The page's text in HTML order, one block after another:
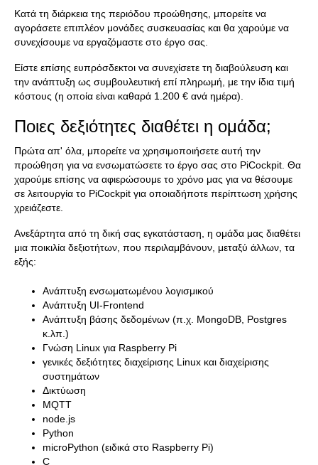
Κατά τη διάρκεια της περιόδου προώθησης, μπορείτε να
αγοράσετε επιπλέον μονάδες συσκευασίας και θα χαρούμε να
συνεχίσουμε να εργαζόμαστε στο έργο σας.
Είστε επίσης ευπρόσδεκτοι να συνεχίσετε τη διαβούλευση και
την ανάπτυξη ως συμβουλευτική επί πληρωμή, με την ίδια τιμή
κόστους (η οποία είναι καθαρά 1.200 € ανά ημέρα).
Ποιες δεξιότητες διαθέτει η ομάδα;
Πρώτα απ' όλα, μπορείτε να χρησιμοποιήσετε αυτή την
προώθηση για να ενσωματώσετε το έργο σας στο PiCockpit. Θα
χαρούμε επίσης να αφιερώσουμε το χρόνο μας για να θέσουμε
σε λειτουργία το PiCockpit για οποιαδήποτε περίπτωση χρήσης
χρειάζεστε.
Ανεξάρτητα από τη δική σας εγκατάσταση, η ομάδα μας διαθέτει
μια ποικιλία δεξιοτήτων, που περιλαμβάνουν, μεταξύ άλλων, τα
εξής:
Ανάπτυξη ενσωματωμένου λογισμικού
Ανάπτυξη UI-Frontend
Ανάπτυξη βάσης δεδομένων (π.χ. MongoDB, Postgres
κ.λπ.)
Γνώση Linux για Raspberry Pi
γενικές δεξιότητες διαχείρισης Linux και διαχείρισης
συστημάτων
Δικτύωση
MQTT
node.js
Python
microPython (ειδικά στο Raspberry Pi)
C